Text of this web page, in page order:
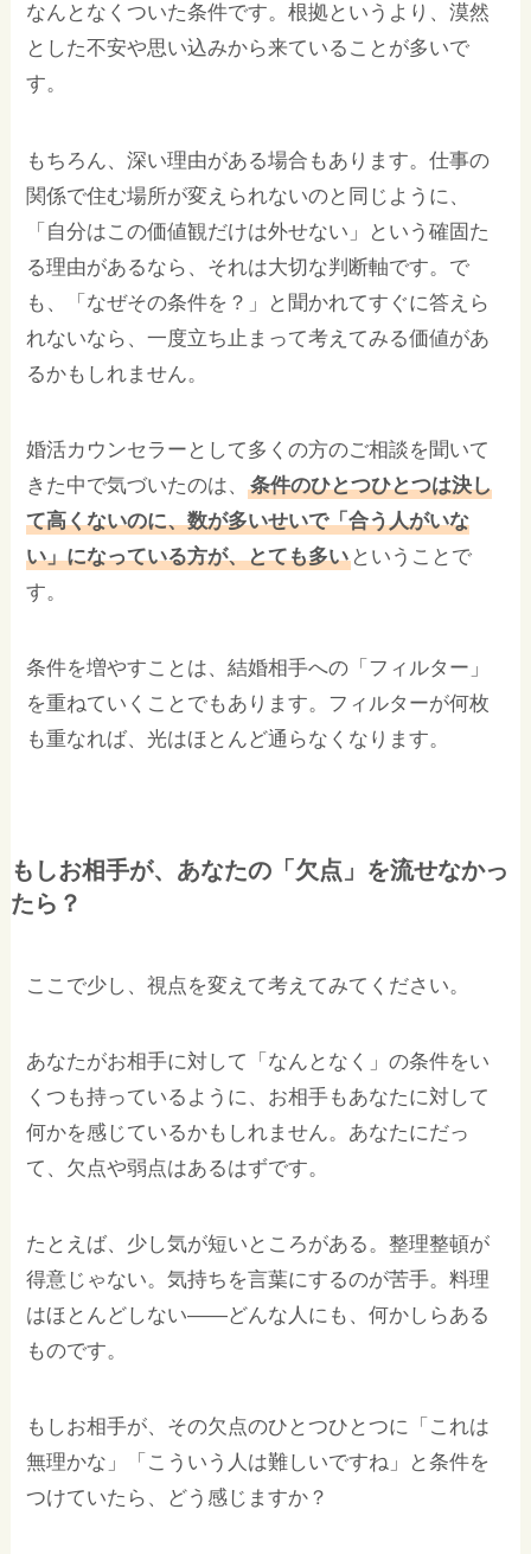
なんとなくついた条件です。根拠というより、漠然
とした不安や思い込みから来ていることが多いで
す。
もちろん、深い理由がある場合もあります。仕事の
関係で住む場所が変えられないのと同じように、
「自分はこの価値観だけは外せない」という確固た
る理由があるなら、それは大切な判断軸です。で
も、「なぜその条件を？」と聞かれてすぐに答えら
れないなら、一度立ち止まって考えてみる価値があ
るかもしれません。
婚活カウンセラーとして多くの方のご相談を聞いて
きた中で気づいたのは、条件のひとつひとつは決し
て高くないのに、数が多いせいで「合う人がいな
い」になっている方が、とても多い ということで
す。
条件を増やすことは、結婚相手への「フィルター」
を重ねていくことでもあります。フィルターが何枚
も重なれば、光はほとんど通らなくなります。
もしお相手が、あなたの「欠点」を流せなかっ
たら？
ここで少し、視点を変えて考えてみてください。
あなたがお相手に対して「なんとなく」の条件をい
くつも持っているように、お相手もあなたに対して
何かを感じているかもしれません。あなたにだっ
て、欠点や弱点はあるはずです。
たとえば、少し気が短いところがある。整理整頓が
得意じゃない。気持ちを言葉にするのが苦手。料理
はほとんどしない——どんな人にも、何かしらある
ものです。
もしお相手が、その欠点のひとつひとつに「これは
無理かな」「こういう人は難しいですね」と条件を
つけていたら、どう感じますか？